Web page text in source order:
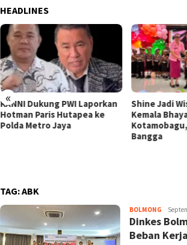
HEADLINES
«
KANNI Dukung PWI Laporkan
Hotman Paris Hutapea ke
Polda Metro Jaya
Shine Jadi
Kemala
Bangga
TAG:ABK
BOLMONG Admin
Dinkes
Beban Kerja